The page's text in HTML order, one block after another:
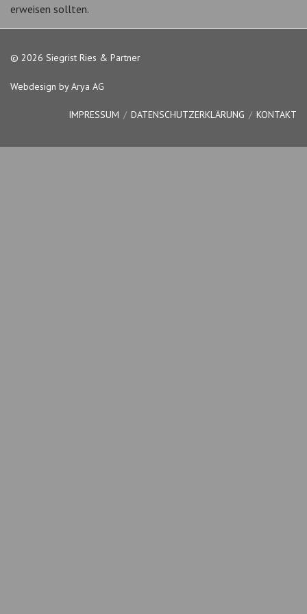
erweisen sollten.
© 2026 Siegrist Ries & Partner
Webdesign by Arya AG
IMPRESSUM DATENSCHUTZERKLÄRUNG KONTAKT